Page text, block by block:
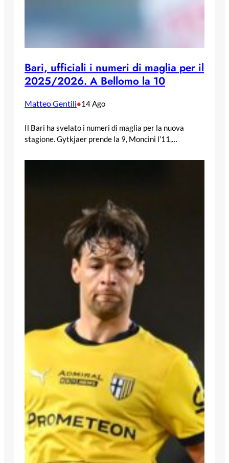
Bari, ufficiali i numeri di maglia per il
2025/2026. A Bellomo la 10
Matteo Gentili•14 Ago
Il Bari ha svelato i numeri di maglia per la nuova
stagione. Gytkjaer prende la 9, Moncini l’11,…